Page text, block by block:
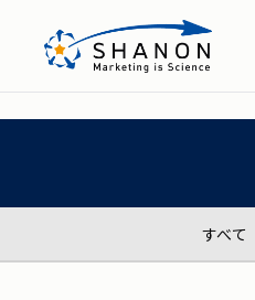
ホーム ＞ニュースリリース
事例
すべて